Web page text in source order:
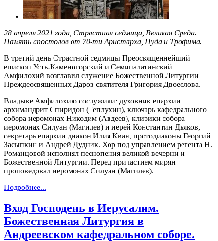
28 апреля 2021 года, Страстная седмица, Великая Среда.
Память апостолов от 70-ти Аристарха, Пуда и Трофима.
В третий день Страстной седмицы Преосвященнейший
епископ Усть-Каменогорский и Семипалатинский
Амфилохий возглавил служение Божественной Литургии
Преждеосвященных Даров святителя Григория Двоеслова.
Владыке Амфилохию сослужили: духовник епархии
архимандрит Спиридон (Теплухин), ключарь кафедрального
собора иеромонах Никодим (Авдеев), клирики собора
иеромонах Силуан (Магилев) и иерей Константин Дьяков,
секретарь епархии диакон Илия Кван, протодиаконы Георгий
Засыпкин и Андрей Дудник. Хор под управлением регента Н.
Романцовой исполнял песнопения великой вечерни и
Божественной Литургии. Перед причастием мирян
проповедовал иеромонах Силуан (Магилев).
Подробнее...
Вход Господень в Иерусалим.
Божественная Литургия в
Андреевском кафедральном соборе.